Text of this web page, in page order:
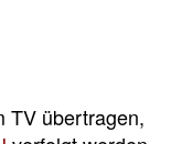
TV übertragen,